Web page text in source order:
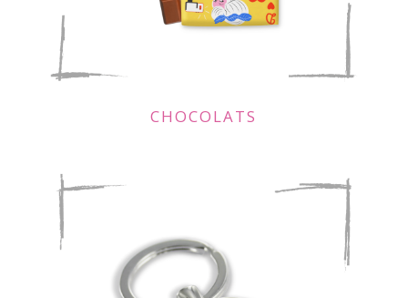
CHOCOLATS